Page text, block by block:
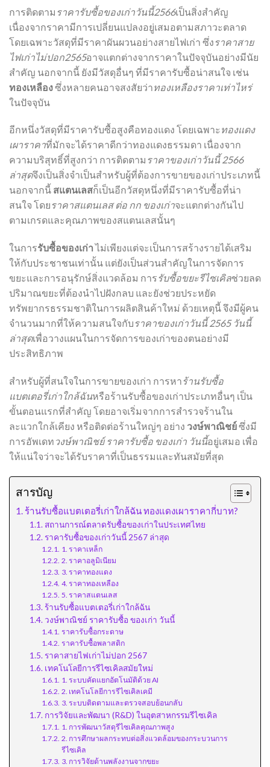
การติดตาม ราคารับซื้อของเก่าวันนี้2566เป็นสิ่งสำคัญ
เนื่องจากราคามีการเปลี่ยนแปลงอยู่เสมอตามสภาวะตลาด
โดยเฉพาะวัสดุที่มีราคาผันผวนอย่างสายไฟเก่า ซึ่งราคาสาย
ไฟเก่าไม่ปอก2565อาจแตกต่างจากราคาในปัจจุบันอย่างมีนัย
สำคัญ นอกจากนี้ ยังมีวัสดุอื่นๆ ที่มีราคารับซื้อน่าสนใจ เช่น
ทองเหลืองซึ่งหลายคนอาจสงสัยว่าทองเหลืองราคาเท่าไหร่
ในปัจจุบัน
อีกหนึ่งวัสดุที่มีราคารับซื้อสูงคือทองแดง โดยเฉพาะ ทองแดง
เผาราคาที่มักจะได้ราคาดีกว่าทองแดงธรรมดา เนื่องจาก
ความบริสุทธิ์ที่สูงกว่า การติดตาม ราคาของเก่าวันนี้ 2566
ล่าสุดจึงเป็นสิ่งจำเป็นสำหรับผู้ที่ต้องการขายของเก่าประเภทนี้
นอกจากนี้ สแตนเลสก็เป็นอีกวัสดุหนึ่งที่มีราคารับซื้อที่น่า
สนใจ โดยราคาสแตนเลส ต่อ กก ของเก่าจะแตกต่างกันไป
ตามเกรดและคุณภาพของสแตนเลสนั้นๆ
ในการรับซื้อของเก่าไม่เพียงแต่จะเป็นการสร้างรายได้เสริม
ให้กับประชาชนเท่านั้น แต่ยังเป็นส่วนสำคัญในการจัดการ
ขยะและการอนุรักษ์สิ่งแวดล้อม การรับซื้อขยะรีไซเคิลช่วยลด
ปริมาณขยะที่ต้องนำไปฝังกลบ และยังช่วยประหยัด
ทรัพยากรธรรมชาติในการผลิตสินค้าใหม่ ด้วยเหตุนี้ จึงมีผู้คน
จำนวนมากที่ให้ความสนใจกับราคาของเก่าวันนี้ 2565 วันนี้
ล่าสุดเพื่อวางแผนในการจัดการของเก่าของตนอย่างมี
ประสิทธิภาพ
สำหรับผู้ที่สนใจในการขายของเก่า การหาร้านรับซื้อ
แบตเตอรี่เก่าใกล้ฉันหรือร้านรับซื้อของเก่าประเภทอื่นๆ เป็น
ขั้นตอนแรกที่สำคัญ โดยอาจเริ่มจากการสำรวจร้านใน
ละแวกใกล้เคียง หรือติดต่อร้านใหญ่ๆ อย่าง วงษ์พาณิชย์ซึ่งมี
การอัพเดท วงษ์พาณิชย์ ราคารับซื้อ ของเก่า วันนี้อยู่เสมอ เพื่อ
ให้แน่ใจว่าจะได้รับราคาที่เป็นธรรมและทันสมัยที่สุด
สารบัญ
ร้านรับซื้อแบตเตอรี่เก่าใกล้ฉัน ทองแดงเผาราคากี่บาท?
สถานการณ์ตลาดรับซื้อของเก่าในประเทศไทย
ราคารับซื้อของเก่าวันนี้ 2567 ล่าสุด
1. ราคาเหล็ก
2. ราคาอลูมิเนียม
3. ราคาทองแดง
4. ราคาทองเหลือง
5. ราคาสแตนเลส
ร้านรับซื้อแบตเตอรี่เก่าใกล้ฉัน
วงษ์พาณิชย์ ราคารับซื้อ ของเก่า วันนี้
ราคารับซื้อกระดาษ
ราคารับซื้อพลาสติก
ราคาสายไฟเก่าไม่ปอก 2567
เทคโนโลยีการรีไซเคิลสมัยใหม่
1. ระบบคัดแยกอัตโนมัติด้วย AI
2. เทคโนโลยีการรีไซเคิลเคมี
3. ระบบติดตามและตรวจสอบย้อนกลับ
การวิจัยและพัฒนา (R&D) ในอุตสาหกรรมรีไซเคิล
1. การพัฒนาวัสดุรีไซเคิลคุณภาพสูง
2. การศึกษาผลกระทบต่อสิ่งแวดล้อมของกระบวนการ
รีไซเคิล
3. การวิจัยด้านพลังงานจากขยะ